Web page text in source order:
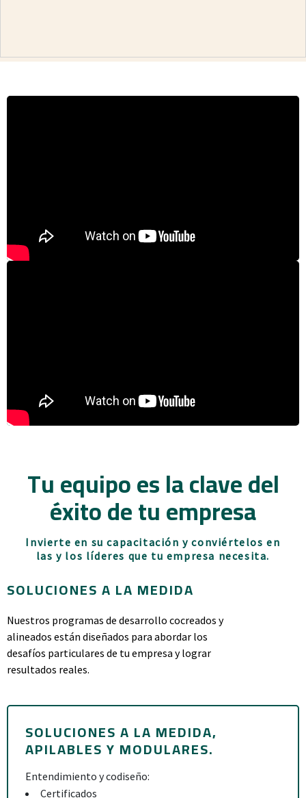
Tu equipo es la clave del
éxito de tu empresa
Invierte en su capacitación y conviértelos en
las y los líderes que tu empresa necesita.
SOLUCIONES A LA MEDIDA
Nuestros programas de desarrollo cocreados y
alineados están diseñados para abordar los
desafíos particulares de tu empresa y lograr
resultados reales.
SOLUCIONES A LA MEDIDA,
APILABLES Y MODULARES.
Entendimiento y codiseño:
Certificados